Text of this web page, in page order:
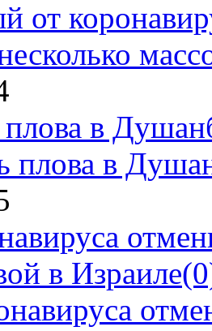
в
в Израиле